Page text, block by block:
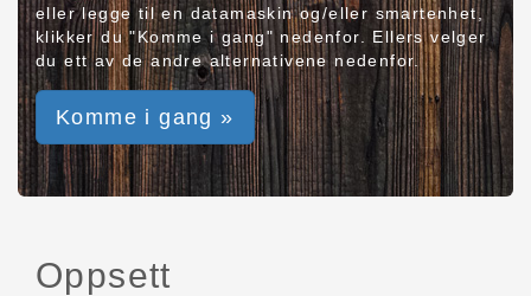
eller legge til en datamaskin og/eller smartenhet,
klikker du "Komme i gang" nedenfor. Ellers velger
du ett av de andre alternativene nedenfor.
Komme i gang »
Oppsett